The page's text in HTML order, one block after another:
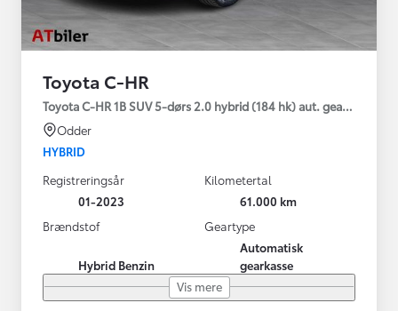
Toyota C-HR
Toyota C-HR 1B SUV 5-dørs 2.0 hybrid (184 hk) aut. gear C-HIC
Odder
HYBRID
Registreringsår
01-2023
Kilometertal
61.000 km
Brændstof
Hybrid Benzin
Geartype
Automatisk
gearkasse
Vis mere